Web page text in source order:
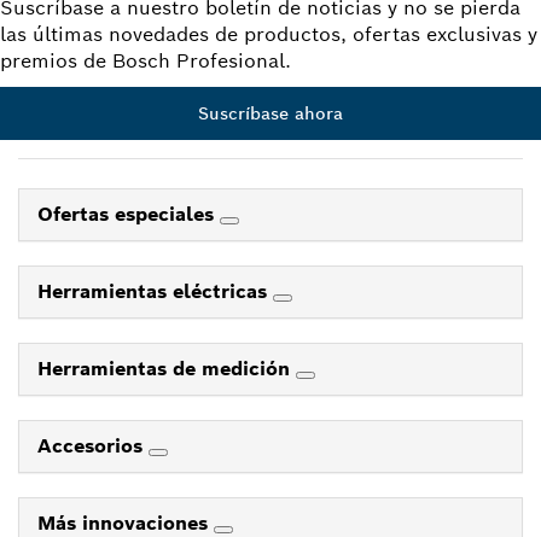
Suscríbase a nuestro boletín de noticias y no se pierda
las últimas novedades de productos, ofertas exclusivas y
premios de Bosch Profesional.
Suscríbase ahora
Ofertas especiales
Herramientas eléctricas
Herramientas de medición
Accesorios
Más innovaciones